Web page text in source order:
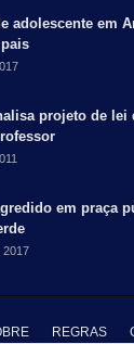
adolescente em
projeto de
em praça
2017
REGRAS